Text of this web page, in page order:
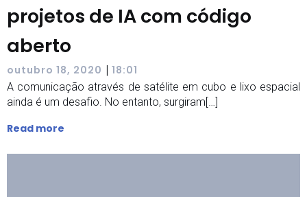
projetos de IA com código
aberto
outubro 18, 2020 | 18:01
A comunicação através de satélite em cubo e lixo espacial
ainda é um desafio. No entanto, surgiram[…]
Read more